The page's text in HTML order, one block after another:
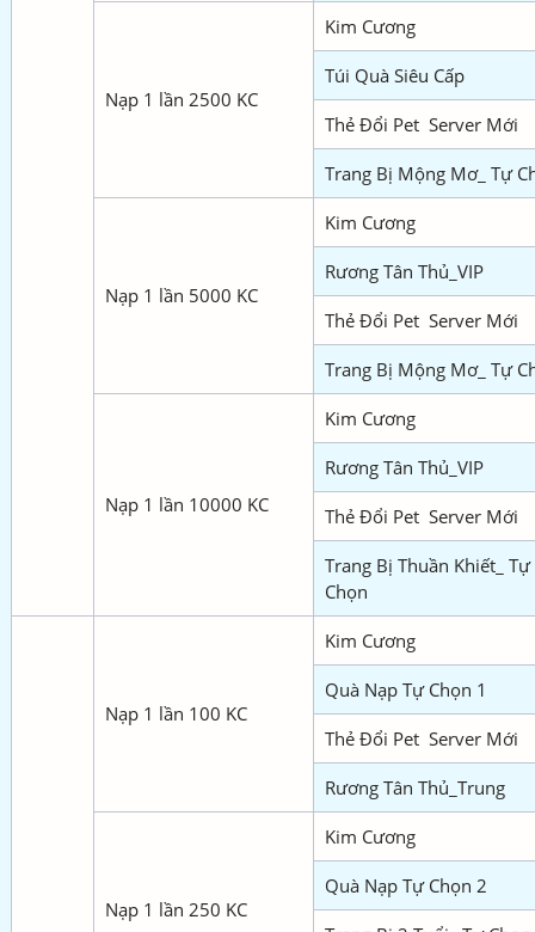
Nạp 1 lần 2500 KC
Kim Cương
Túi Quà Siêu Cấp
Thẻ Đổi Pet Server Mới
Trang Bị Mộng Mơ_ Tự
Nạp 1 lần 5000 KC
Kim Cương
Rương Tân Thủ_VIP
Thẻ Đổi Pet Server Mới
Trang Bị Mộng Mơ_ Tự
Nạp 1 lần 10000 KC
Kim Cương
Rương Tân Thủ_VIP
Thẻ Đổi Pet Server Mới
Trang Bị Thuần Khiết_ Tự
Chọn
Nạp 1 lần 100 KC
Kim Cương
Quà Nạp Tự Chọn 1
Thẻ Đổi Pet Server Mới
Rương Tân Thủ_Trung
Nạp 1 lần 250 KC
Kim Cương
Quà Nạp Tự Chọn 2